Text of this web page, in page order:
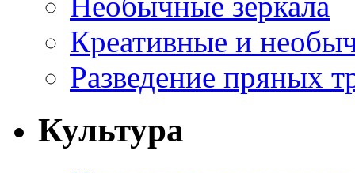
Креативные и
Разведение пряных
Культура